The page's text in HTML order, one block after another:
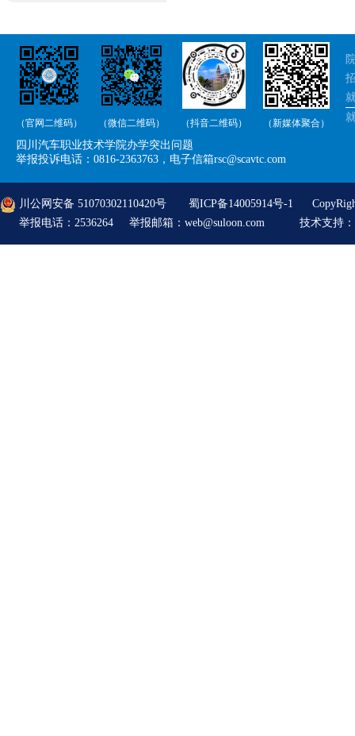
（官网二维码） （微信二维码） （抖音二维码） （新媒体聚合）
四川汽车职业技术学院办学突出问题
举报投诉电话：0816-2363763，电子信箱rsc@scavtc.com
川公网安备 51070302110420号 蜀ICP备14005914号-1
举报电话：2536264 举报邮箱：web@suloon.com
技术支持